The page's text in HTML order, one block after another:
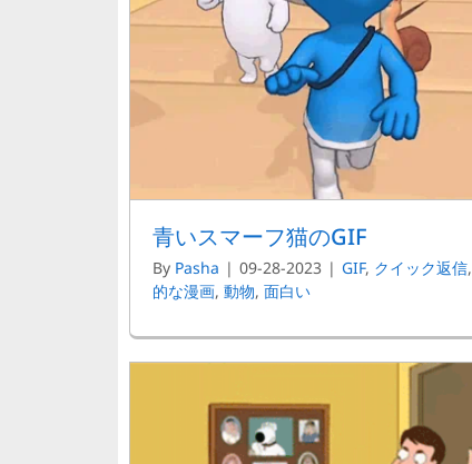
青いスマーフ猫のGIF
By Pasha | 09-28-2023 | GIF, クイック返信,
的な漫画, 動物, 面白い